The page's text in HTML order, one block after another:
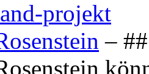
projekt
–